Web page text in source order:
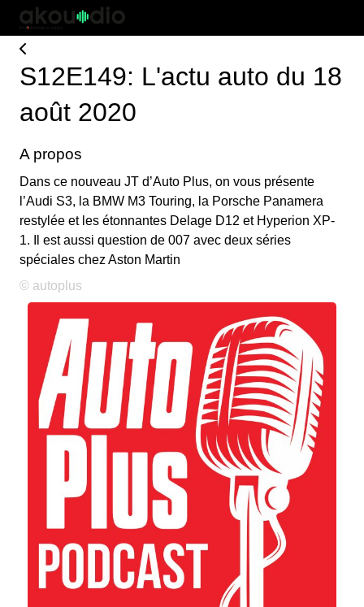
S12E149: L'actu auto du 18
août 2020
A propos
Dans ce nouveau JT d’Auto Plus, on vous présente
l’Audi S3, la BMW M3 Touring, la Porsche Panamera
restylée et les étonnantes Delage D12 et Hyperion XP-
1. Il est aussi question de 007 avec deux séries
spéciales chez Aston Martin
© autoplus